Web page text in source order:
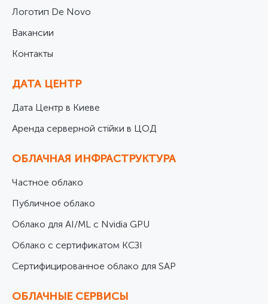
Логотип De Novo
Вакансии
Контакты
ДАТА ЦЕНТР
Дата Центр в Киеве
Аренда серверной стійки в ЦОД
ОБЛАЧНАЯ ИНФРАСТРУКТУРА
Частное облако
Публичное облако
Облако для AI/ML с Nvidia GPU
Облако с сертификатом КСЗІ
Cертифицированное облако для SAP
ОБЛАЧНЫЕ СЕРВИСЫ